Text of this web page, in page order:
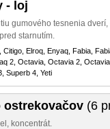
- loj
gumového tesnenia
starnutím.
Citigo, Elroq, Enyaq, Fabia,
2, Octavia, Octavia 2,
Superb 4, Yeti
ostrekovačov (6
koncentrát.